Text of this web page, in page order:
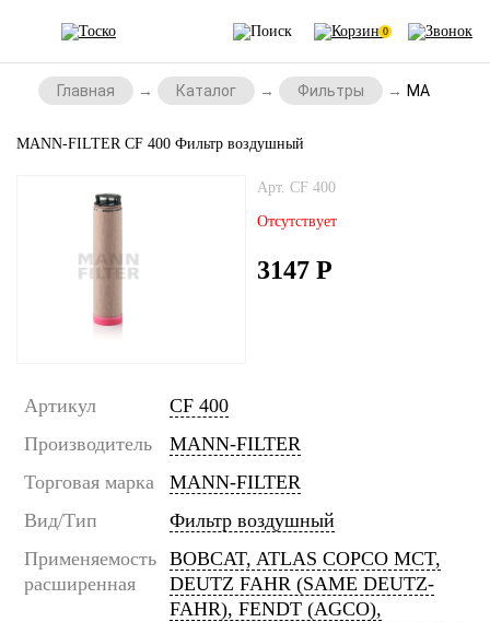
0
Главная Каталог Фильтры MANN-
MANN-FILTER CF 400 Фильтр воздушный
Арт. CF 400
Отсутствует
3147 Р
Артикул
CF 400
Производитель
MANN-FILTER
Торговая марка
MANN-FILTER
Вид/Тип
Фильтр воздушный
Применяемость
расширенная
BOBCAT, ATLAS COPCO MCT,
DEUTZ FAHR (SAME DEUTZ-
FAHR), FENDT (AGCO),